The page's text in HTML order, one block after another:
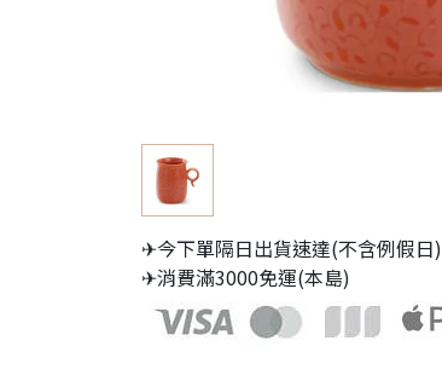
✈今下單隔日出貨速達(不含例假日)
✈消費滿3000免運(本島)